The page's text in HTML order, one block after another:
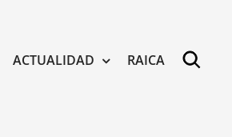
ACTUALIDAD RAICA